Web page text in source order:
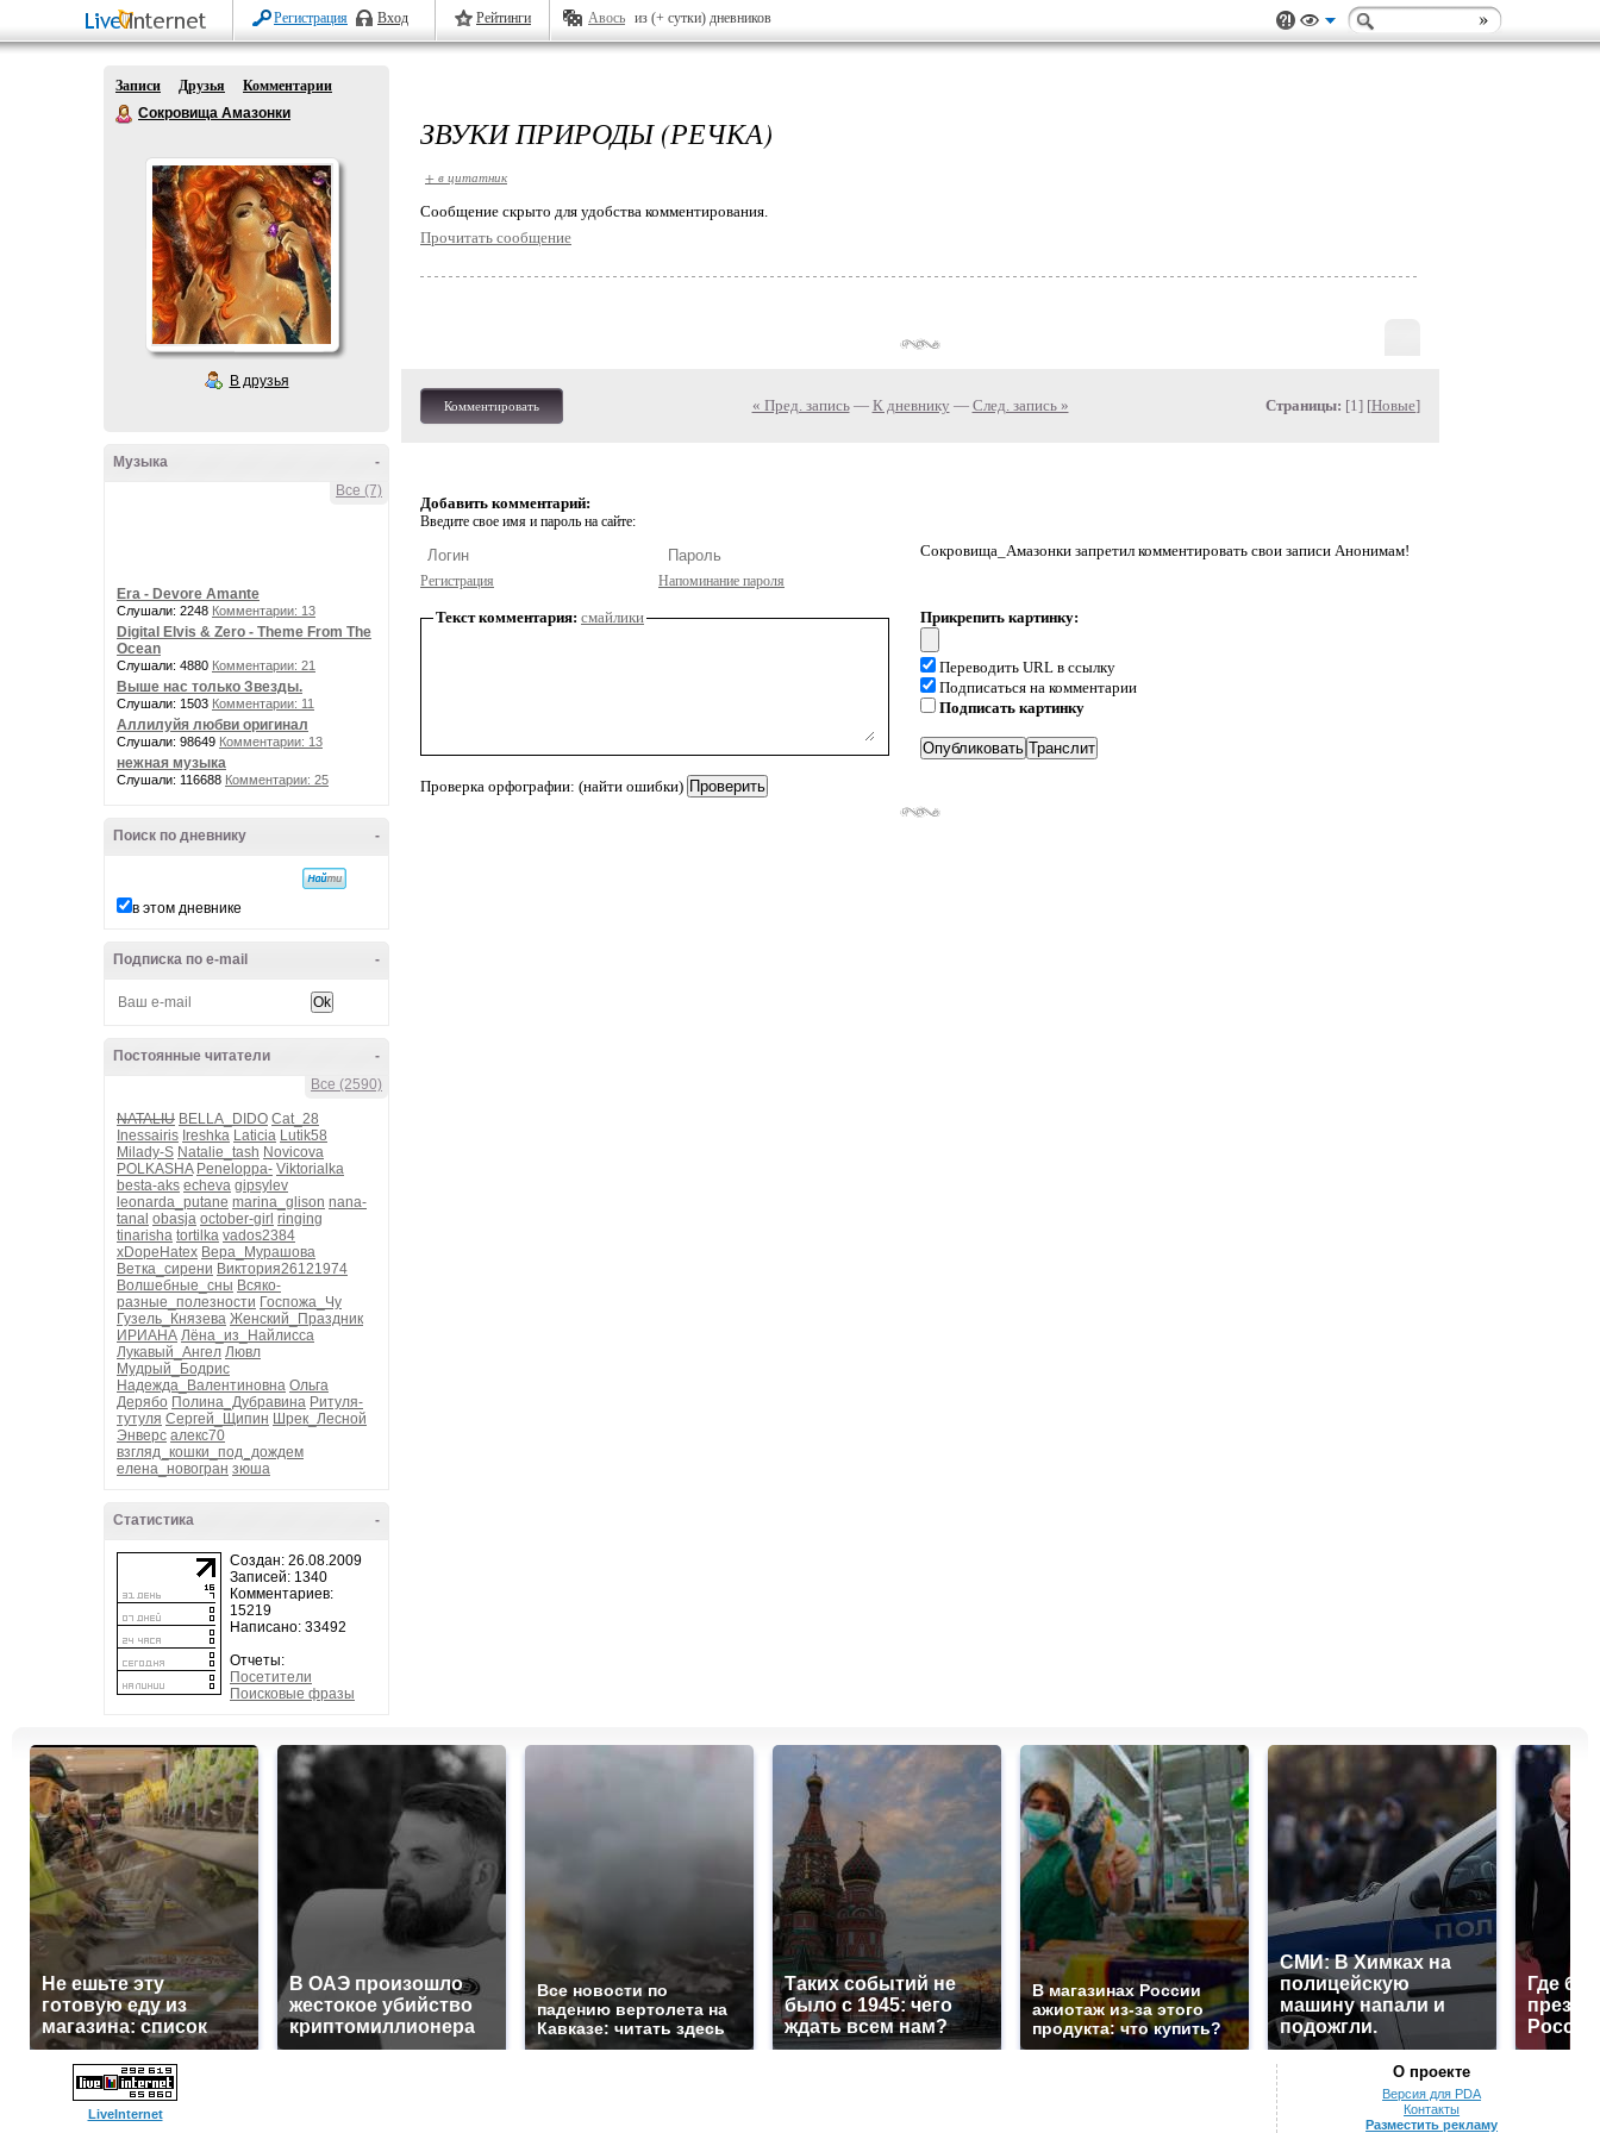
Регистрация Вход Рейтинги Авось из (+ сутки) дневников
Записи Друзья
Комментарии
Сокровища Амазонки
В друзья
-
Музыка
Все (7)
Era - Devore Amante
Слушали: 2248 Комментарии: 13
Digital Elvis & Zero - Theme From The
Ocean
Слушали: 4880 Комментарии: 21
Выше нас только Звезды.
Слушали: 1503 Комментарии: 11
Аллилуйя любви оригинал
Слушали: 98649 Комментарии: 13
нежная музыка
Слушали: 116688 Комментарии: 25
-
Поиск по дневнику
в этом дневнике
-
Подписка по e-mail
-
Постоянные читатели
Все (2590)
NATALIU BELLA_DIDO Cat_28
Inessairis Ireshka Laticia Lutik58
Milady-S Natalie_tash Novicova
POLKASHA Peneloppa- Viktorialka
besta-aks echeva gipsylev
leonarda_putane marina_glison nana-
tanal obasja october-girl ringing
tinarisha tortilka vados2384
xDopeHatex Вера_Мурашова
Ветка_сирени Виктория26121974
Волшебные_сны Всяко-
разные_полезности Госпожа_Чу
Гузель_Князева Женский_Праздник
ИРИАНА Лёна_из_Найлисса
Лукавый_Ангел Лювл
Мудрый_Бодрис
Надежда_Валентиновна Ольга
Дерябо Полина_Дубравина Ритуля-
тутуля Сергей_Щипин Шрек_Лесной
Энверс алекс70
взгляд_кошки_под_дождем
елена_новогран зюша
-
Статистика
Создан: 26.08.2009
Записей: 1340
Комментариев:
15219
Написано: 33492
Отчеты:
Посетители
Поисковые фразы
ЗВУКИ ПРИРОДЫ (РЕЧКА)
+ в цитатник
Cообщение скрыто для удобства комментирования.
Прочитать сообщение
Комментировать « Пред. запись— К дневнику — След. запись » Страницы: [1] [Новые]
Добавить комментарий:
Введите свое имя и пароль на сайте:
Регистрация Напоминание пароля
Сокровища_Амазонки запретил комментировать свои записи Анонимам!
Текст комментария: смайлики
Проверка орфографии: (найти ошибки)
Прикрепить картинку:
Переводить URL в ссылку
Подписаться на комментарии
Подписать картинку
Не ешьте эту
готовую еду из
магазина: список
В ОАЭ произошло
жестокое убийство
криптомиллионера
Все новости по
падению вертолета на
Кавказе: читать здесь
Таких событий не
было с 1945: чего
ждать всем нам?
В магазинах России
ажиотаж из-за этого
продукта: что купить?
СМИ: В Химках на
полицейскую
машину напали и
подожгли.
Где
LiveInternet
О проекте
Версия для PDA
Контакты
Разместить рекламу